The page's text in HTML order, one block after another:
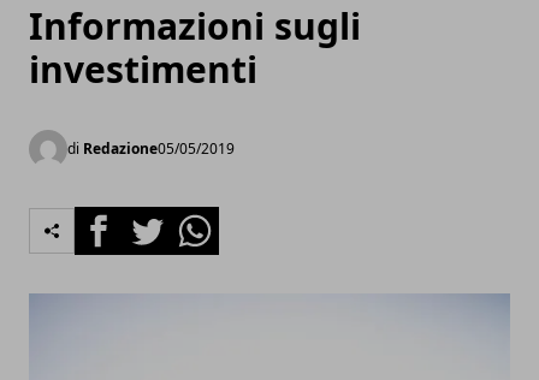
Informazioni sugli
investimenti
di Redazione05/05/2019
FacebookTwitterWhatsapp